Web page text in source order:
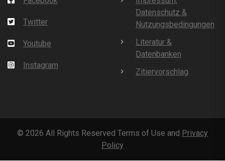
Twitter
Youtube
Instagram
Datenschutz &
Nutzungsbedingungen
Literatur &
Datenbanken
Zitiervorschlag
© 2026 All Rights Reserved Terms of Use and Privacy
Policy